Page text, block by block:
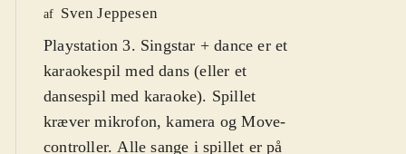
af Sven Jeppesen
Playstation 3. Singstar + dance er et
karaokespil med dans (eller et
dansespil med karaoke). Spillet
kræver mikrofon, kamera og Move-
controller. Alle sange i spillet er på